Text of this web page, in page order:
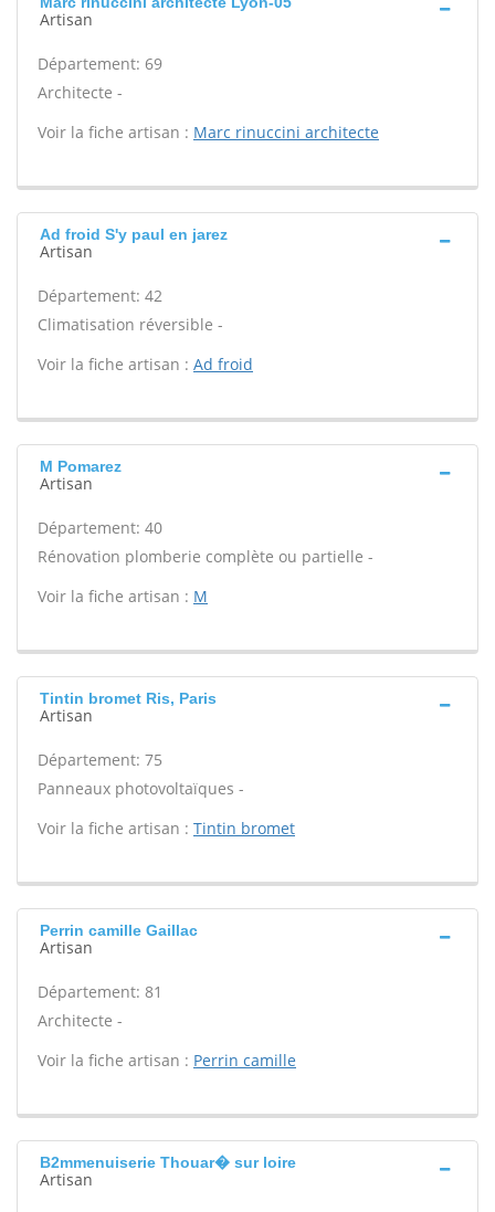
Artisan
Département: 69
Architecte -
Voir la fiche artisan : Marc rinuccini architecte
Ad froid S'y paul en jarez
Artisan
Département: 42
Climatisation réversible -
Voir la fiche artisan : Ad froid
M Pomarez
Artisan
Département: 40
Rénovation plomberie complète ou partielle -
Voir la fiche artisan : M
Tintin bromet Ris, Paris
Artisan
Département: 75
Panneaux photovoltaïques -
Voir la fiche artisan : Tintin bromet
Perrin camille Gaillac
Artisan
Département: 81
Architecte -
Voir la fiche artisan : Perrin camille
B2mmenuiserie Thouar� sur loire
Artisan